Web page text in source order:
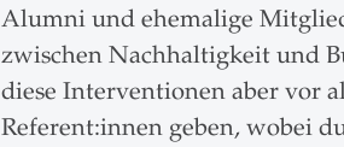
Alumni und ehemalige
zwischen Nachhaltigkeit und
diese Interventionen aber vor
Referent:innen geben, wobei